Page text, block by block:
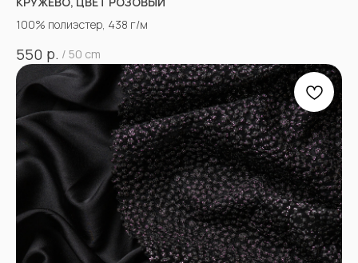
100% полиэстер, 438 г/м
550 р. / 50 cm